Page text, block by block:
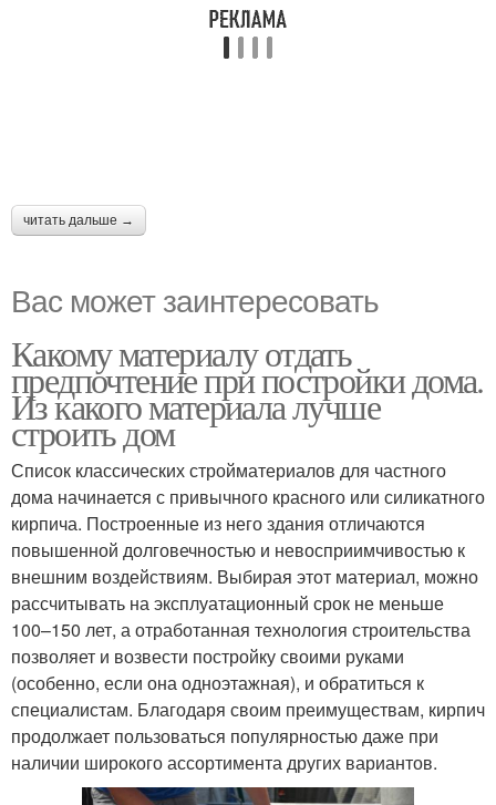
читать дальше →
Вас может заинтересовать
Какому материалу отдать
предпочтение при постройки дома.
Из какого материала лучше
строить дом
Список классических стройматериалов для частного
дома начинается с привычного красного или силикатного
кирпича. Построенные из него здания отличаются
повышенной долговечностью и невосприимчивостью к
внешним воздействиям. Выбирая этот материал, можно
рассчитывать на эксплуатационный срок не меньше
100–150 лет, а отработанная технология строительства
позволяет и возвести постройку своими руками
(особенно, если она одноэтажная), и обратиться к
специалистам. Благодаря своим преимуществам, кирпич
продолжает пользоваться популярностью даже при
наличии широкого ассортимента других вариантов.